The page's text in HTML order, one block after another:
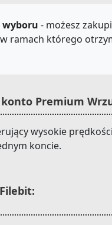
wyboru - możesz
ramach którego
Premium
wysokie
koncie.